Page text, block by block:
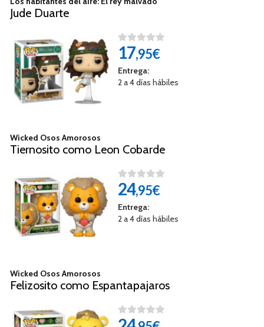
Jude Duarte
17,95€
Entrega:
2 a 4 días hábiles
Wicked Osos Amorosos
Tiernosito como Leon Cobarde
24,95€
Entrega:
2 a 4 días hábiles
Wicked Osos Amorosos
Felizosito como Espantapajaros